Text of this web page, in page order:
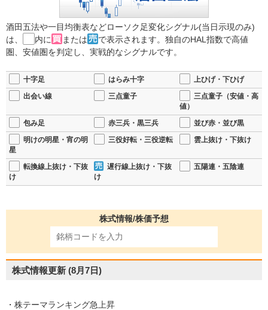
酒田五法や一目均衡表などローソク足変化シグナル(当日示現のみ)
は、
内に または
で表示されます。独自のHAL指数で高値
圏、安値圏を判定し、実戦的なシグナルです。
十字足 はらみ十字
上ひげ・下ひげ
出会い線
三点童子
三点童子（安値・高
値）
包み足
赤三兵・黒三兵
並び赤・並び黒
明けの明星・宵の明
星
三役好転・三役逆転 雲上抜け・下抜け
転換線上抜け・下抜
け
遅行線上抜け・下抜
け
五陽連・五陰連
株式情報/株価予想
株式情報更新 (8月7日)
・株テーマランキング急上昇